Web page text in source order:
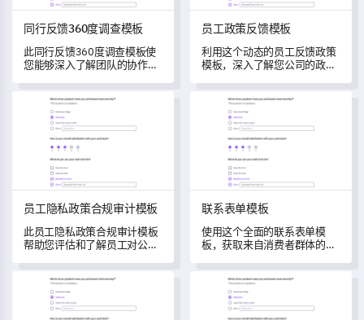
同行反馈360度调查模板
此同行反馈360度调查模板使
您能够深入了解团队的协作动
人特质。
员工政策反馈模板
利用这个动态的员工反馈政策
模板，深入了解您公司的政
员工隐私政策合规审计模板
员工隐私政策合规审计模板
此员工隐私政策合规审计模板
帮助您评估和了解员工对公司
联系表单模板
联系表单模板
使用这个全面的联系表单模
板，获取来自消费者群体的宝
可用性体验和一般反馈。
十六种人格因素问卷模板 简版密歇根酒精筛查测试（B-